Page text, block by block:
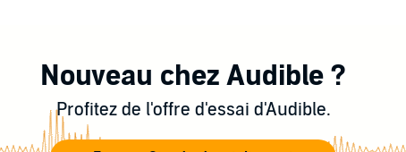
Nouveau chez Audible ?
Profitez de l'offre d'essai d'Audible.